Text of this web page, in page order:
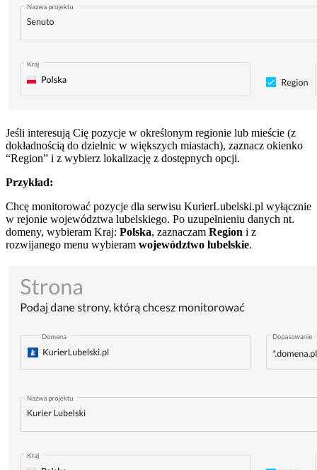
Jeśli interesują Cię pozycje w określonym regionie lub mieście (z
dokładnością do dzielnic w większych miastach), zaznacz okienko
“Region” i z wybierz lokalizację z dostępnych opcji.
Przykład:
Chcę monitorować pozycje dla serwisu KurierLubelski.pl wyłącznie
w rejonie województwa lubelskiego. Po uzupełnieniu danych nt.
domeny, wybieram Kraj: Polska, zaznaczam Region i z
rozwijanego menu wybieram województwo lubelskie.